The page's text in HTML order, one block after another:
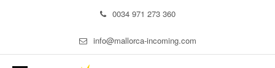
0034 971 273 360
info@mallorca-incoming.com